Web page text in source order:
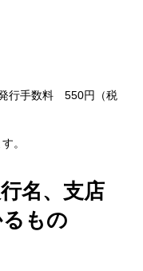
行手数料 550円（税
。
名、支店
もの